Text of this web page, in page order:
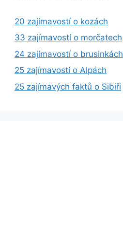
20 zajímavostí o kozách
33 zajímavostí o morčatech
24 zajímavostí o brusinkách
25 zajímavostí o Alpách
25 zajímavých faktů o Sibiři